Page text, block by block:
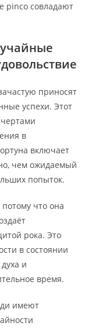
pinco совладают
приносят
успехи. Этот
в
включает
чем ожидаемый
попыток.
что она
рока. Это
в состоянии
и
время.
имеют